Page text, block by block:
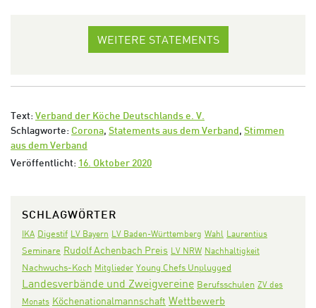
WEITERE STATEMENTS
Text: Verband der Köche Deutschlands e. V.
Schlagworte: Corona, Statements aus dem Verband , Stimmen
aus dem Verband
Veröffentlicht: 16. Oktober 2020
SCHLAGWÖRTER
IKA Digestif LV Bayern LV Baden-Württemberg Wahl Laurentius
Seminare Rudolf Achenbach Preis LV NRW Nachhaltigkeit
Nachwuchs-Koch Mitglieder Young Chefs Unplugged
Landesverbände und Zweigvereine Berufsschulen ZV des
Monats Köchenationalmannschaft Wettbewerb